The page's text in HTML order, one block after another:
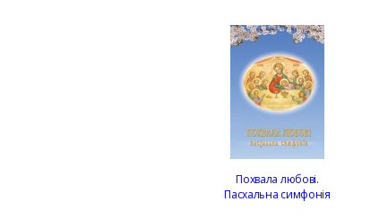
Похвала любові.
Пасхальна симфонія